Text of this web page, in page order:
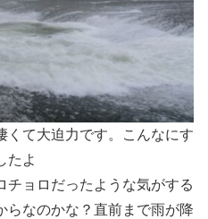
くて大迫力です。こんなにす
たよ
チョロだったような気がする
らなのかな？直前まで雨が降